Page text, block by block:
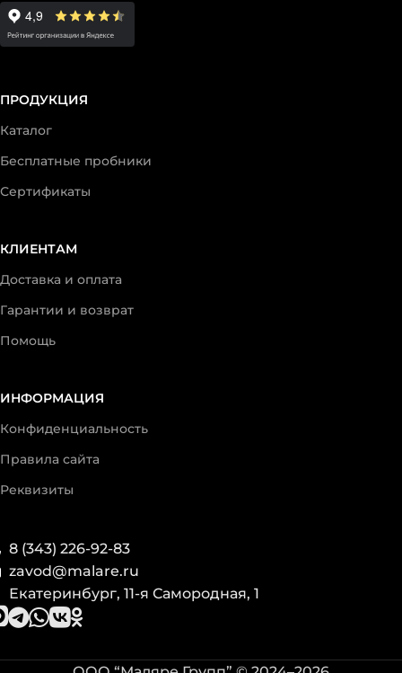
ПРОДУКЦИЯ
Каталог
Бесплатные пробники
Сертификаты
КЛИЕНТАМ
Доставка и оплата
Гарантии и возврат
Помощь
ИНФОРМАЦИЯ
Конфиденциальность
Правила сайта
Реквизиты
8 (343) 226-92-83
zavod@malare.ru
Екатеринбург, 11-я Самородная, 1